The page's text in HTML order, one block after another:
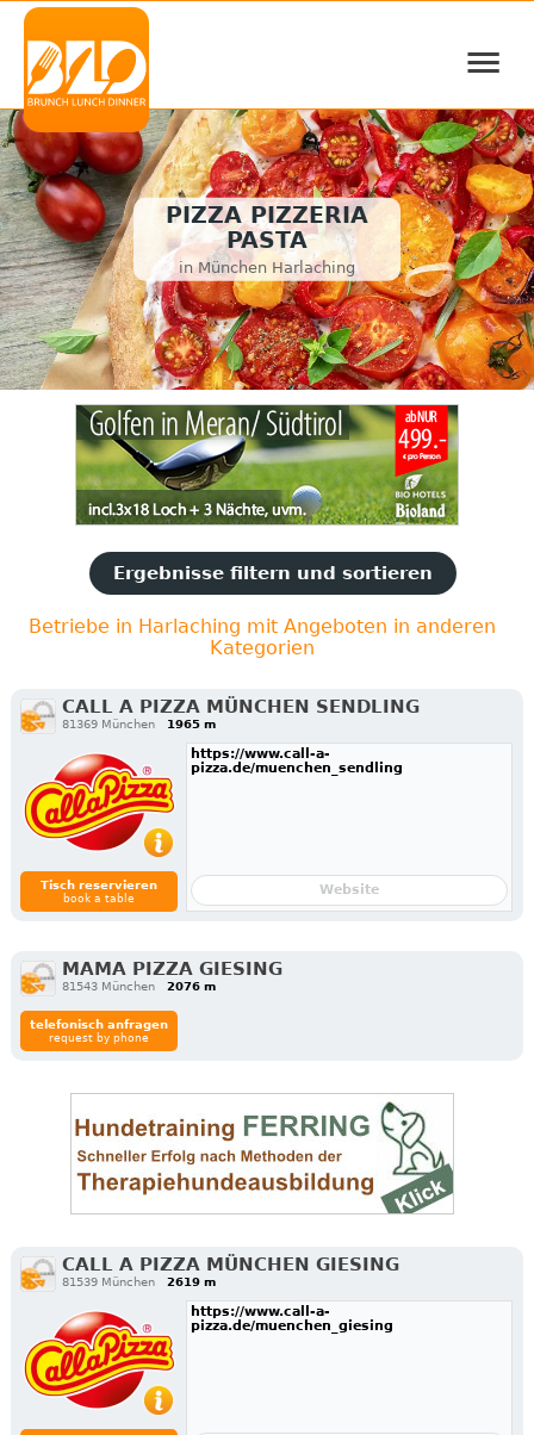
≡
PIZZA PIZZERIA
PASTA
in München Harlaching
Ergebnisse filtern und sortieren
Betriebe in Harlaching mit Angeboten in anderen
Kategorien
CALL A PIZZA MÜNCHEN SENDLING
81369 München 1965 m
Tisch reservieren
book a table
https://www.call-a-
pizza.de/muenchen_sendling
Website
MAMA PIZZA GIESING
81543 München 2076 m
telefonisch anfragen
request by phone
CALL A PIZZA MÜNCHEN GIESING
81539 München 2619 m
https://www.call-a-
pizza.de/muenchen_giesing